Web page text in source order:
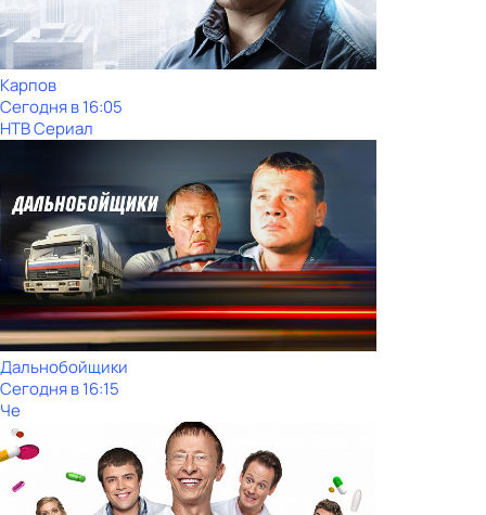
Карпов
Сегодня в 16:05
НТВ Сериал
Дальнобойщики
Сегодня в 16:15
Че